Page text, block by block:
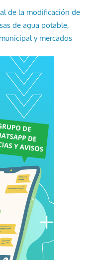
de la modificación de
de agua potable,
y mercados